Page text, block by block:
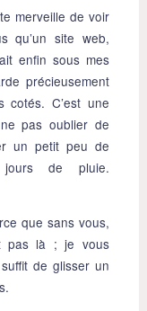
merveille de voir
qu’un site web,
enfin sous mes
précieusement
C’est une
pas oublier de
un petit peu de
de pluie.
que sans vous,
pas là ; je vous
de glisser un